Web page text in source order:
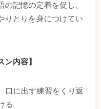
記憶の定着を促し、
りとりを身につけてい
内容】
口に出す練習をくり返
る